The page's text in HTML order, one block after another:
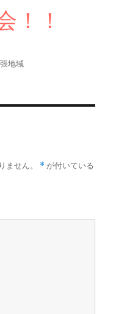
！！
地域
ません。 * が付いている